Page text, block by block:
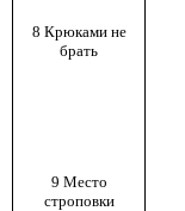
8 Крюками не
брать
9 Место
строповки